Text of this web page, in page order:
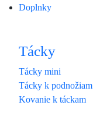
Doplnky
Tácky
Tácky mini
Tácky k podnožiam
Kovanie k táckam